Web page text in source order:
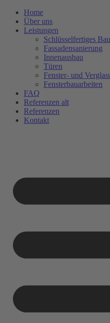
Home
Über uns
Leistungen
Schlüsselfertiges
Fassadensanierung
Innenausbau
Türen
Fenster- und
Fensterbauarbeiten
FAQ
Referenzen alt
Referenzen
Kontakt